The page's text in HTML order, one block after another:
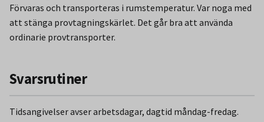
Förvaras och transporteras i rumstemperatur. Var noga med
att stänga provtagningskärlet. Det går bra att använda
ordinarie provtransporter.
Svarsrutiner
Tidsangivelser avser arbetsdagar, dagtid måndag-fredag.